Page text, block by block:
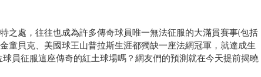
之處，往往也成為許多傳奇球員唯一無法征服的大滿貫賽事(包括
童貝克、美國球王山普拉斯生涯都獨缺一座法網冠軍，就達成生
員征服這座傳奇的紅土球場嗎？網友們的預測就在今天提前揭曉